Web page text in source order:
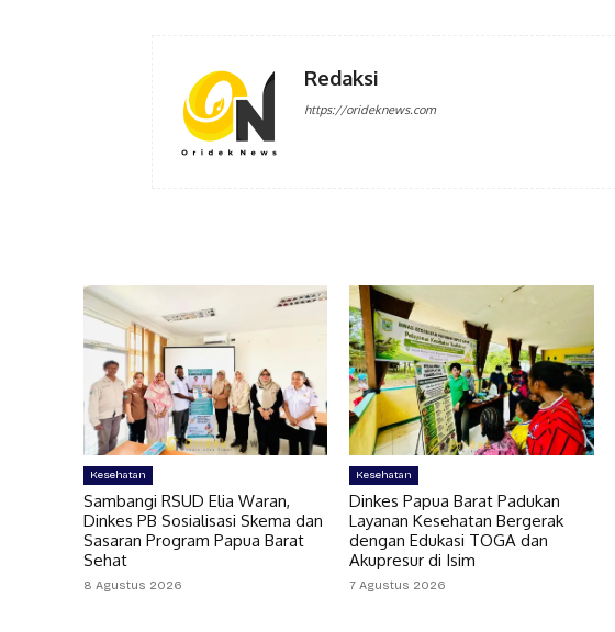
Redaksi
https://orideknews.com
Kesehatan
Sambangi RSUD Elia Waran,
Dinkes PB Sosialisasi Skema dan
Sasaran Program Papua Barat
Sehat
8 Agustus 2026
Kesehatan
Dinkes Papua Barat Padukan
Layanan Kesehatan Bergerak
dengan Edukasi TOGA dan
Akupresur di Isim
7 Agustus 2026